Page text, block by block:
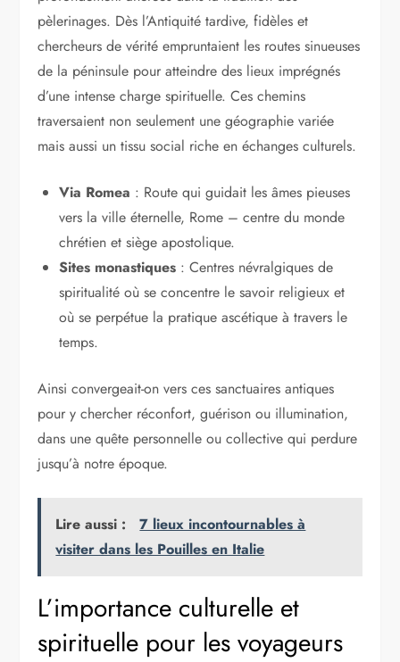
pèlerinages. Dès l’Antiquité tardive, fidèles et
chercheurs de vérité empruntaient les routes sinueuses
de la péninsule pour atteindre des lieux imprégnés
d’une intense charge spirituelle. Ces chemins
traversaient non seulement une géographie variée
mais aussi un tissu social riche en échanges culturels.
Via Romea : Route qui guidait les âmes pieuses
vers la ville éternelle, Rome – centre du monde
chrétien et siège apostolique.
Sites monastiques : Centres névralgiques de
spiritualité où se concentre le savoir religieux et
où se perpétue la pratique ascétique à travers le
temps.
Ainsi convergeait-on vers ces sanctuaires antiques
pour y chercher réconfort, guérison ou illumination,
dans une quête personnelle ou collective qui perdure
jusqu’à notre époque.
Lire aussi :
7 lieux incontournables à
visiter dans les Pouilles en Italie
L’importance culturelle et
spirituelle pour les voyageurs